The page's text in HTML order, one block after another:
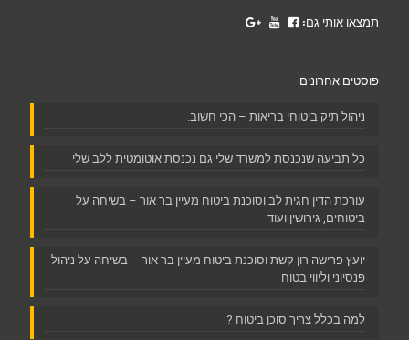
תמצאו אותי גם:
פוסטים אחרונים
ניהול תיק ביטוחי בריאות – הכי חשוב.
כל תביעה שנכנסת למשרד שלי גם נכנסת אוטומטית ללב שלי
עורכת הדין חגית לב וסוכנת ביטוח מעיין בר אור – בשיחה על
ביטוחים, גירושין ועוד
יועץ פרישה רון קשת וסוכנת ביטוח מעיין בר אור – בשיחה על ניהול
פנסיוני וליווי בטוח
למה בכלל צריך סוכן ביטוח ?